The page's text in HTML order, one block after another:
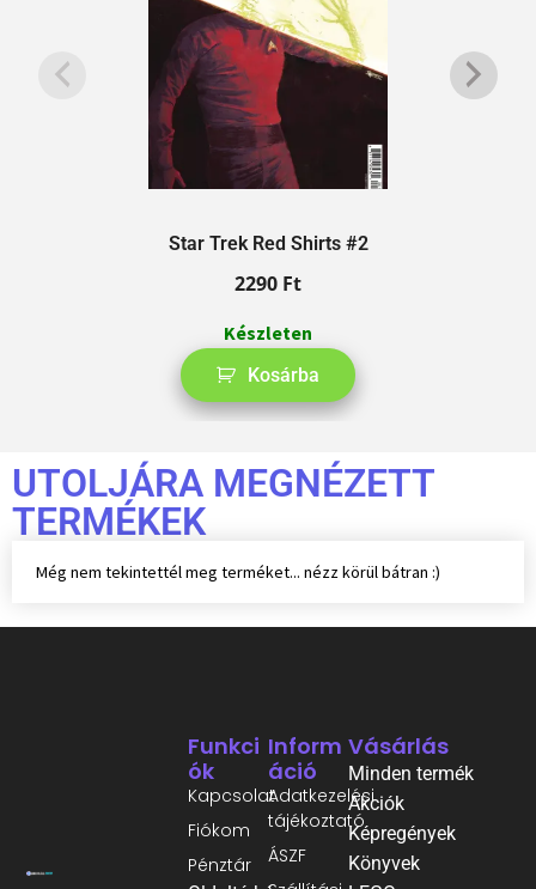
Star Trek Red Shirts #2
2290 Ft
Készleten
Kosárba
UTOLJÁRA MEGNÉZETT
TERMÉKEK
Még nem tekintettél meg terméket... nézz körül bátran :)
Inform
Áció
Adatkezelési
tájékoztató
ÁSZF
Funkci
Ók
Kapcsolat
Fiókom
Pénztár
Vásárlás
Minden termék
Akciók
Képregények
Könyvek